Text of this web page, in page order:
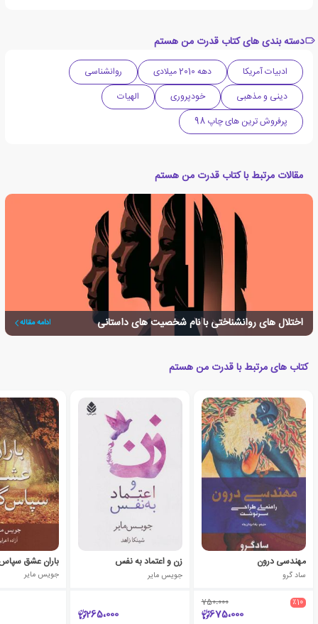
دسته بندی های کتاب قدرت من هستم
ادبیات آمریکا دهه 2010 میلادی
روانشناسی
دینی و مذهبی
خودپروری
الهیات
پرفروش ترین های چاپ 98
مقالات مرتبط با کتاب قدرت من هستم
اختلال های روانشناختی با نام شخصیت های داستانی ادامه مقاله
کتاب های مرتبط با قدرت من هستم
مهندسی درون
ساد گرو
٪10 750،000
675،000
زن و اعتماد به نفس
جویس مایر
265،000
باران عشق
جویس مایر